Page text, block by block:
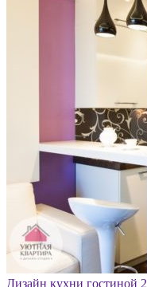
Дизайн кухни гостиной